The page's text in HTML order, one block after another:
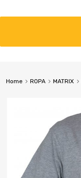
Home ROPA MATRIX